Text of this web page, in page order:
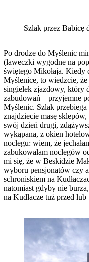
Szlak przez Babicę
Po drodze do Myślenic
(ławeczki wygodne na
świętego Mikołaja. Kiedy
Myślenice, to wiedzcie, że
singielek zjazdowy, który
zabudowań – przyjemne
Myślenic. Szlak przebiega
znajdziecie masę
swój dzień drugi,
wykąpana, z okien
noclegu: wiem, że
zabukowałam noclegów
mi się, że w Beskidzie
wyboru pensjonatów czy
schroniskiem na
natomiast gdyby nie
na Kudłacze tuż przed